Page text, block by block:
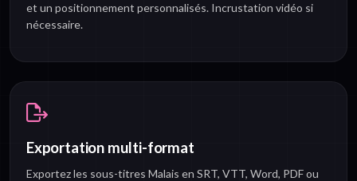
et un positionnement personnalisés. Incrustation vidéo si
nécessaire.
Exportation multi-format
Exportez les sous-titres Malais en SRT, VTT, Word, PDF ou